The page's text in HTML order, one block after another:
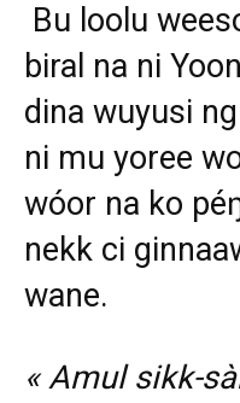
Bu loolu
biral na ni
dina wuyusi
ni mu yoree
wóor na ko
nekk ci
wane.
« Amul sikk-